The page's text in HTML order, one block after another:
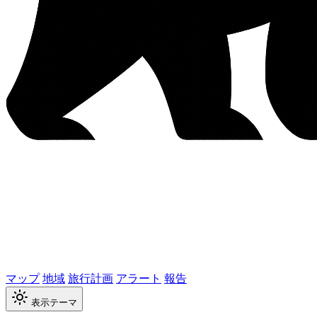
マップ地域旅行計画 アラート 報告
表示テーマ